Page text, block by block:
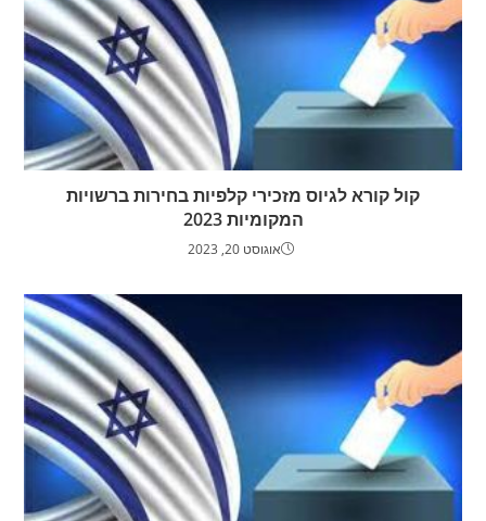
קול קורא לגיוס מזכירי קלפיות בחירות ברשויות
המקומיות 2023
אוגוסט 20, 2023